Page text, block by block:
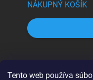
Tento web používa
NÁKUPNÝ KOŠÍK